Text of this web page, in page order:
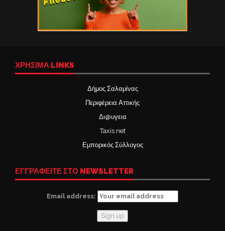
ΧΡΉΣΙΜΑ LINKS
Δήμος Σαλαμίνας
Περιφέρεια Αττικής
Δι@υγεια
Taxis net
Εμπορικός Σύλλογος
ΕΓΓΡΑΦΕΙΤΕ ΣΤΟ NEWSLETTER
Email address: